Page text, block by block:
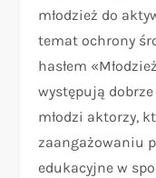
młodzież do
temat ochrony
hasłem
występują
młodzi aktorzy,
zaangażowaniu
edukacyjne w